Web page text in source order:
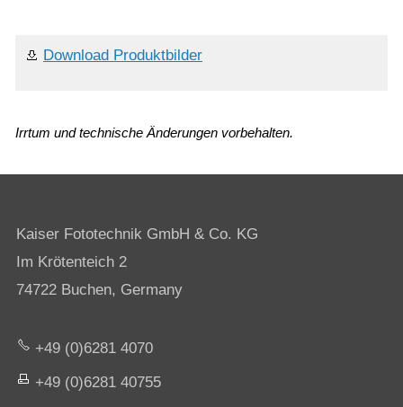
Download Produktbilder
Irrtum und technische Änderungen vorbehalten.
Kaiser Fototechnik GmbH & Co. KG
Im Krötenteich 2
74722 Buchen, Germany
+49 (0)6281 4070
+49 (0)6281 40755